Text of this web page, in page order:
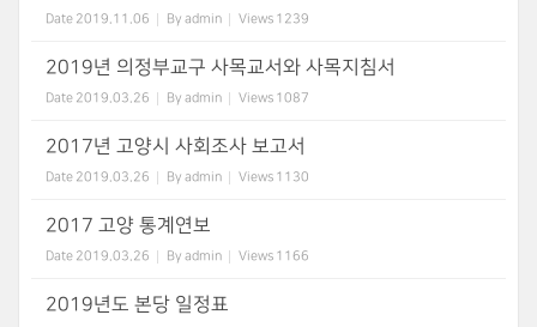
Date 2019.11.06 By admin Views 1239
2019년 의정부교구 사목교서와 사목지침서
Date 2019.03.26 By admin Views 1087
2017년 고양시 사회조사 보고서
Date 2019.03.26 By admin Views 1130
2017 고양 통계연보
Date 2019.03.26 By admin Views 1166
2019년도 본당 일정표